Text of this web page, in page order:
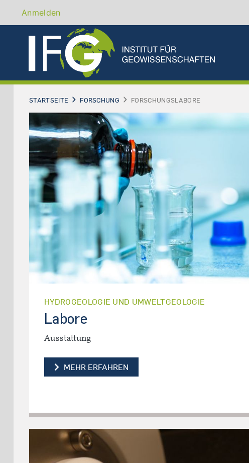
Benutzermenü
Anmelden
STARTSEITE FORSCHUNG FORSCHUNGSLABORE
HYDROGEOLOGIE UND UMWELTGEOLOGIE
Labore
Ausstattung
MEHR ERFAHREN